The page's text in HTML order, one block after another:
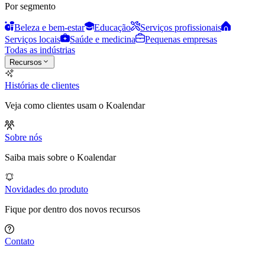
Por segmento
Beleza e bem-estar Educação
Serviços profissionais
Serviços locais
Saúde e medicina
Pequenas empresas
Todas as indústrias
Recursos
Histórias de clientes
Veja como clientes usam o Koalendar
Sobre nós
Saiba mais sobre o Koalendar
Novidades do produto
Fique por dentro dos novos recursos
Contato